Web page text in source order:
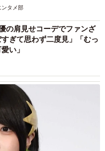
ンタメ部
の肩見せコーデでファンざ
ぎて思わず二度見」「むっ
い」